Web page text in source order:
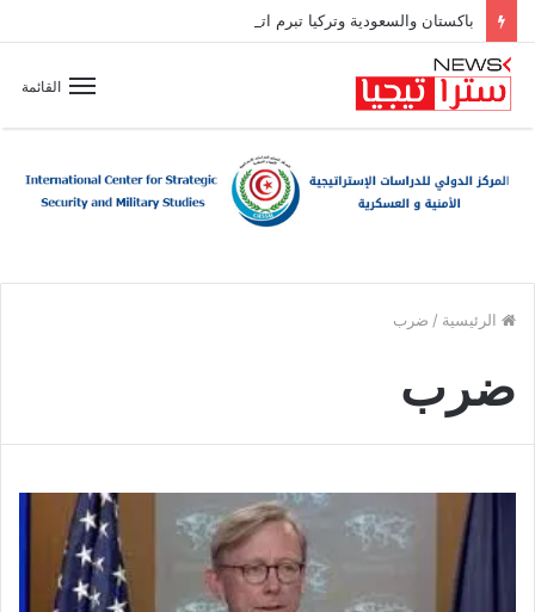
باكستان والسعودية وتركيا تبرم اتفاقية دفاع مشترك
القائمة
الرئيسية / ضرب
ضرب